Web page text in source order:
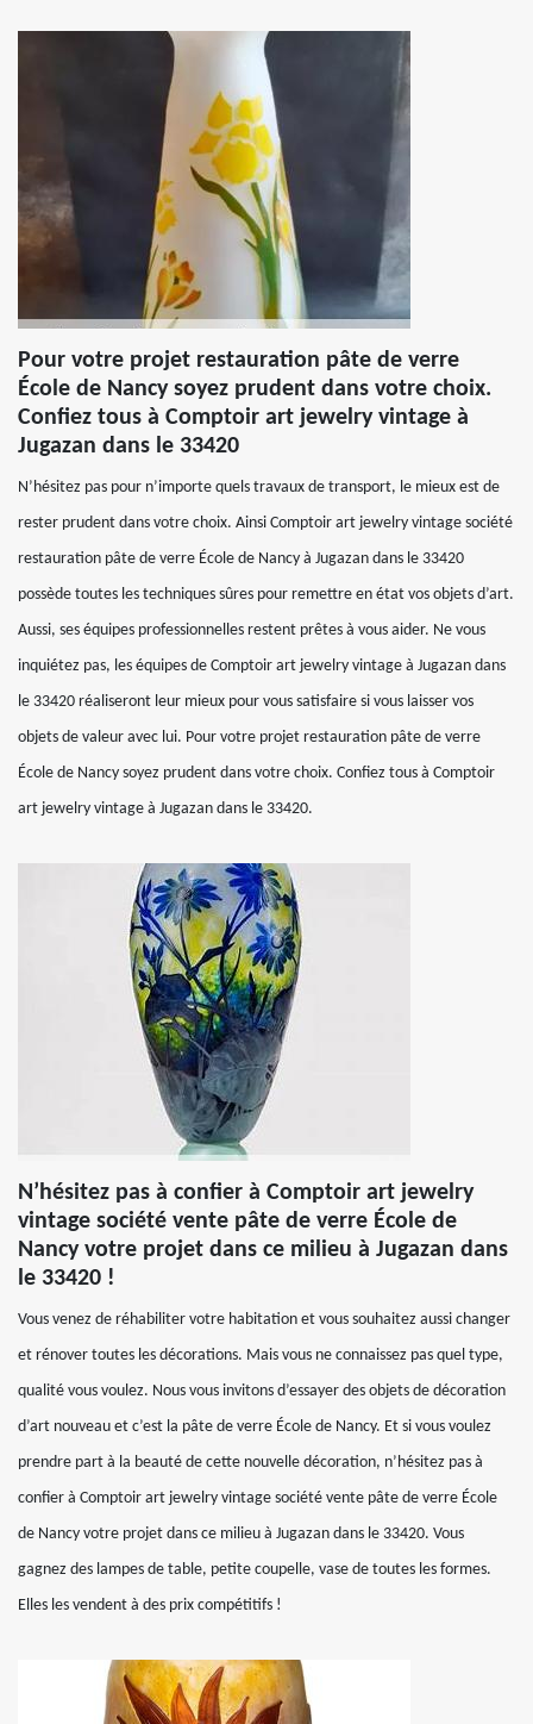
Pour votre projet restauration pâte de verre
École de Nancy soyez prudent dans votre choix.
Confiez tous à Comptoir art jewelry vintage à
Jugazan dans le 33420
N’hésitez pas pour n’importe quels travaux de transport, le mieux est de
rester prudent dans votre choix. Ainsi Comptoir art jewelry vintage société
restauration pâte de verre École de Nancy à Jugazan dans le 33420
possède toutes les techniques sûres pour remettre en état vos objets d’art.
Aussi, ses équipes professionnelles restent prêtes à vous aider. Ne vous
inquiétez pas, les équipes de Comptoir art jewelry vintage à Jugazan dans
le 33420 réaliseront leur mieux pour vous satisfaire si vous laisser vos
objets de valeur avec lui. Pour votre projet restauration pâte de verre
École de Nancy soyez prudent dans votre choix. Confiez tous à Comptoir
art jewelry vintage à Jugazan dans le 33420.
N’hésitez pas à confier à Comptoir art jewelry
vintage société vente pâte de verre École de
Nancy votre projet dans ce milieu à Jugazan dans
le 33420 !
Vous venez de réhabiliter votre habitation et vous souhaitez aussi changer
et rénover toutes les décorations. Mais vous ne connaissez pas quel type,
qualité vous voulez. Nous vous invitons d’essayer des objets de décoration
d’art nouveau et c’est la pâte de verre École de Nancy. Et si vous voulez
prendre part à la beauté de cette nouvelle décoration, n’hésitez pas à
confier à Comptoir art jewelry vintage société vente pâte de verre École
de Nancy votre projet dans ce milieu à Jugazan dans le 33420. Vous
gagnez des lampes de table, petite coupelle, vase de toutes les formes.
Elles les vendent à des prix compétitifs !